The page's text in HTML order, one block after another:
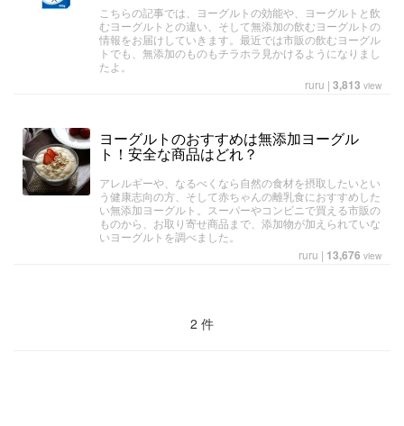
こちらの記事では、ヨーグルトの効能や、ヨーグルトと飲
むヨーグルトとの違い、そして無添加の飲むヨーグルトの
情報をお届けしていきます。最近では市販の飲むヨーグル
トでも、無添加のものもチラホラ見かけるようになりまし
たよ。
ruru | 3,813 view
ヨーグルトのおすすめは無添加ヨーグル
ト！安全な商品はどれ？
アレルギーや、なるべくなら自然の食材を摂取したいとい
う健康志向の方、そして赤ちゃんの離乳食におすすめした
い無添加ヨーグルト。スーパーやコンビニで買える市販の
ものから、お取り寄せ商品まで、添加物が加えられていな
いヨーグルトを調べました。
ruru | 13,676 view
2 件